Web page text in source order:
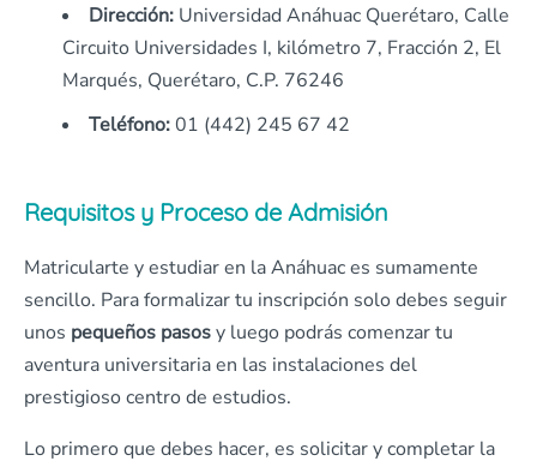
Dirección: Universidad Anáhuac Querétaro, Calle
Circuito Universidades I, kilómetro 7, Fracción 2, El
Marqués, Querétaro, C.P. 76246
Teléfono:01 (442) 245 67 42
Requisitos y Proceso de Admisión
Matricularte y estudiar en la Anáhuac es sumamente
sencillo. Para formalizar tu inscripción solo debes seguir
unos pequeños pasosy luego podrás comenzar tu
aventura universitaria en las instalaciones del
prestigioso centro de estudios.
Lo primero que debes hacer, es solicitar y completar la